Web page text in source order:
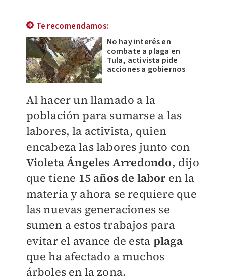
Te recomendamos:
No hay interés en
combate a plaga en
Tula, activista pide
acciones a gobiernos
Al hacer un llamado a la
población para sumarse a las
labores, la activista, quien
encabeza las labores junto con
Violeta Ángeles Arredondo, dijo
que tiene 15 años de laboren la
materia y ahora se requiere que
las nuevas generaciones se
sumen a estos trabajos para
evitar el avance de esta plaga
que ha afectado a muchos
árboles en la zona.